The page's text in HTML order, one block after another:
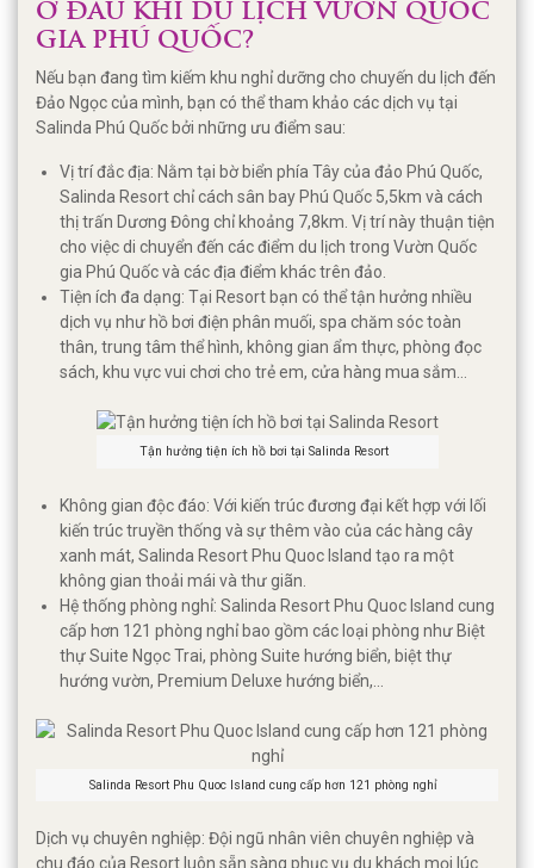
Ở ĐÂU KHI DU LỊCH VƯỜN QUỐC
GIA PHÚ QUỐC?
Nếu bạn đang tìm kiếm khu nghỉ dưỡng cho chuyến du lịch đến
Đảo Ngọc của mình, bạn có thể tham khảo các dịch vụ tại
Salinda Phú Quốc bởi những ưu điểm sau:
Vị trí đắc địa: Nằm tại bờ biển phía Tây của đảo Phú Quốc,
Salinda Resort chỉ cách sân bay Phú Quốc 5,5km và cách
thị trấn Dương Đông chỉ khoảng 7,8km. Vị trí này thuận tiện
cho việc di chuyển đến các điểm du lịch trong Vườn Quốc
gia Phú Quốc và các địa điểm khác trên đảo.
Tiện ích đa dạng: Tại Resort bạn có thể tận hưởng nhiều
dịch vụ như hồ bơi điện phân muối, spa chăm sóc toàn
thân, trung tâm thể hình, không gian ẩm thực, phòng đọc
sách, khu vực vui chơi cho trẻ em, cửa hàng mua sắm…
Tận hưởng tiện ích hồ bơi tại Salinda Resort
Không gian độc đáo: Với kiến trúc đương đại kết hợp với lối
kiến trúc truyền thống và sự thêm vào của các hàng cây
xanh mát, Salinda Resort Phu Quoc Island tạo ra một
không gian thoải mái và thư giãn.
Hệ thống phòng nghỉ: Salinda Resort Phu Quoc Island cung
cấp hơn 121 phòng nghỉ bao gồm các loại phòng như Biệt
thự Suite Ngọc Trai, phòng Suite hướng biển, biệt thự
hướng vườn, Premium Deluxe hướng biển,...
Salinda Resort Phu Quoc Island cung cấp hơn 121 phòng nghỉ
Dịch vụ chuyên nghiệp: Đội ngũ nhân viên chuyên nghiệp và
chu đáo của Resort luôn sẵn sàng phục vụ du khách mọi lúc